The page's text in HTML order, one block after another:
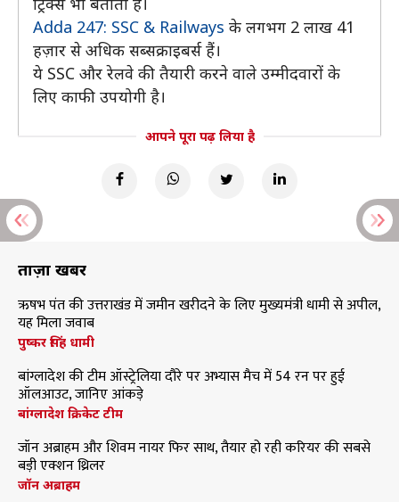
Adda 247: SSC & Railways के लगभग 2 लाख 41
हज़ार से अधिक सब्सक्राइबर्स हैं।
ये SSC और रेलवे की तैयारी करने वाले उम्मीदवारों के
लिए काफी उपयोगी है।
आपने पूरा पढ़ लिया है
ताज़ा खबरें
ऋषभ पंत की उत्तराखंड में जमीन खरीदने के लिए मुख्यमंत्री धामी से अपील,
यह मिला जवाब
पुष्कर सिंह धामी
बांग्लादेश की टीम ऑस्ट्रेलिया दौरे पर अभ्यास मैच में 54 रन पर हुई
ऑलआउट, जानिए आंकड़े
बांग्लादेश क्रिकेट टीम
जॉन अब्राहम और शिवम नायर फिर साथ, तैयार हो रही करियर की सबसे
बड़ी एक्शन थ्रिलर
जॉन अब्राहम